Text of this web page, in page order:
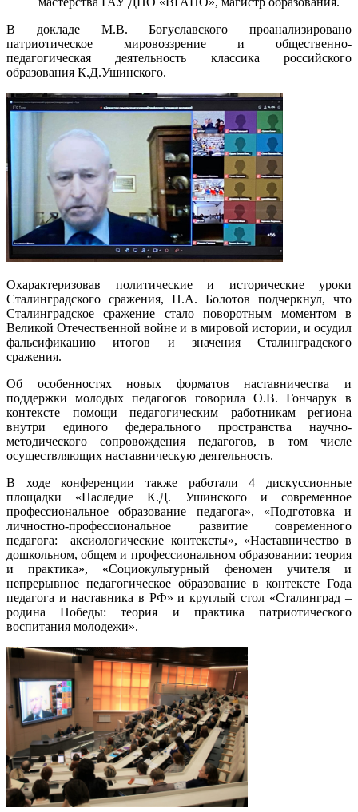
В докладе М.В. Богуславского проанализировано
патриотическое мировоззрение и общественно-
педагогическая деятельность классика российского
образования К.Д.Ушинского.
Охарактеризовав политические и исторические уроки
Сталинградского сражения, Н.А. Болотов подчеркнул, что
Сталинградское сражение стало поворотным моментом в
Великой Отечественной войне и в мировой истории, и осудил
фальсификацию итогов и значения Сталинградского
сражения.
Об особенностях новых форматов наставничества и
поддержки молодых педагогов говорила О.В. Гончарук в
контексте помощи педагогическим работникам региона
внутри единого федерального пространства научно-
методического сопровождения педагогов, в том числе
осуществляющих наставническую деятельность.
В ходе конференции также работали 4 дискуссионные
площадки «Наследие К.Д. Ушинского и современное
профессиональное образование педагога», «Подготовка и
личностно-профессиональное развитие современного
педагога: аксиологические контексты», «Наставничество в
дошкольном, общем и профессиональном образовании: теория
и практика», «Социокультурный феномен учителя и
непрерывное педагогическое образование в контексте Года
педагога и наставника в РФ» и круглый стол «Сталинград –
родина Победы: теория и практика патриотического
воспитания молодежи».